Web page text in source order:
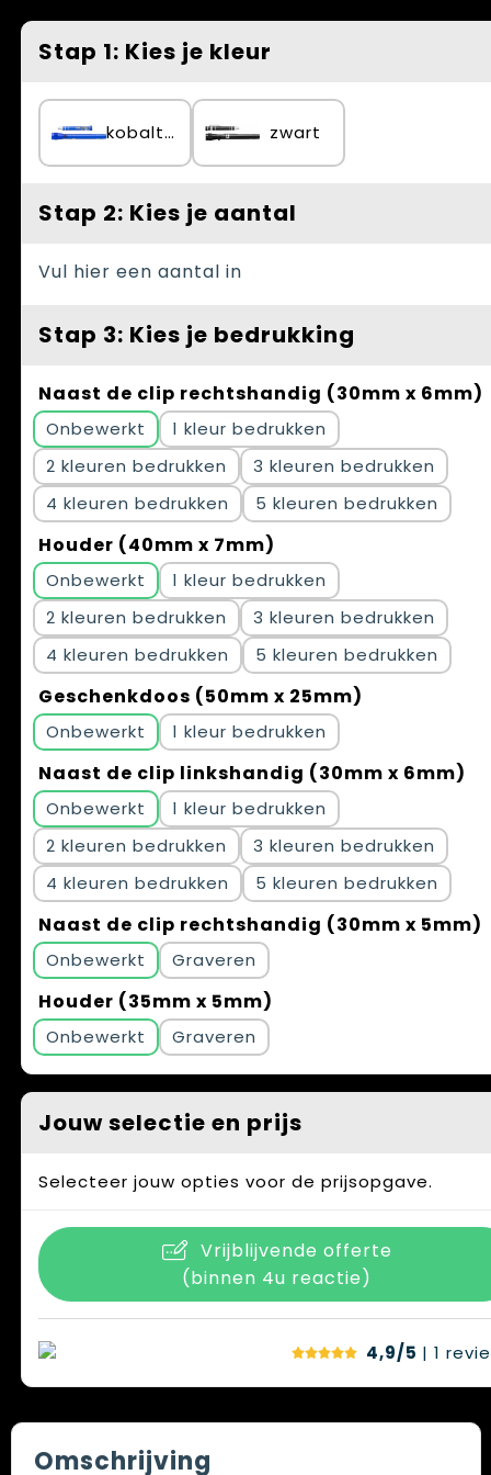
Themapakketten
Veiligheid, Auto en Fiets
Waterflesjes
Bedrijfskleding
Stap 1: Kies je kleur
kobaltblauw zwart
Stap 2: Kies je aantal
Vul hier een aantal in
Stap 3: Kies je bedrukking
Naast de clip rechtshandig (30mm x 6mm)
Onbewerkt
1
2
3
4
5
Houder (40mm x 7mm)
Onbewerkt
1
2
3
4
5
Geschenkdoos (50mm x 25mm)
Onbewerkt 1
Naast de clip linkshandig (30mm x 6mm)
Onbewerkt
1
2
3
4
5
Naast de clip rechtshandig (30mm x 5mm)
Onbewerkt Graveren
Houder (35mm x 5mm)
Onbewerkt Graveren
Jouw selectie en prijs
Selecteer jouw opties voor de prijsopgave.
Vrijblijvende offerte
(binnen 4u reactie)
4,9/5 | 1
Omschrijving